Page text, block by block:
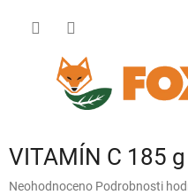
VITAMÍN C 185 g
Průměrné
Neohodnoceno Podrobnosti